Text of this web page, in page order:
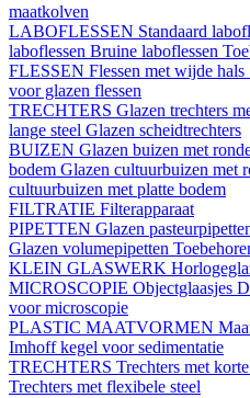
maatkolven
LABOFLESSEN Standaard
laboflessen Bruine laboflessen
FLESSEN Flessen met wijde hals
voor glazen flessen
TRECHTERS Glazen trechters
lange steel Glazen scheidtrechters
BUIZEN Glazen buizen met
bodem Glazen cultuurbuizen met
cultuurbuizen met platte bodem
FILTRATIE Filterapparaat
PIPETTEN Glazen
Glazen volumepipetten
KLEIN GLASWERK
MICROSCOPIE Objectglaasjes
voor microscopie
PLASTIC MAATVORMEN
Imhoff kegel voor sedimentatie
TRECHTERS Trechters met
Trechters met flexibele steel